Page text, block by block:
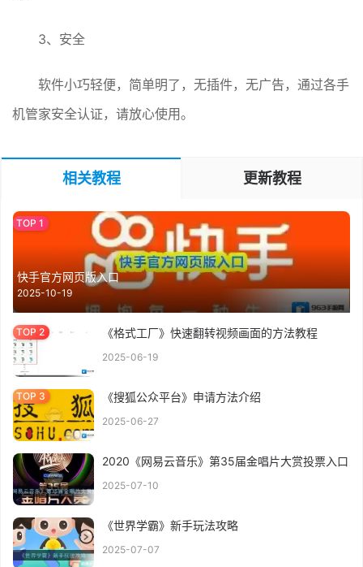
3、安全
软件小巧轻便，简单明了，无插件，无广告，通过各手
机管家安全认证，请放心使用。
相关教程 更新教程
快手官方网页版入口
2025-10-19
《格式工厂》快速翻转视频画面的方法教程
2025-06-19
《搜狐公众平台》申请方法介绍
2025-06-27
2020《网易云音乐》第35届金唱片大赏投票入口
2025-07-10
《世界学霸》新手玩法攻略
2025-07-07